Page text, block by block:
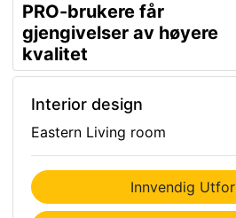
PRO-brukere får
gjengivelser av høyere
kvalitet
Interior design
Eastern Living room
Innvendig